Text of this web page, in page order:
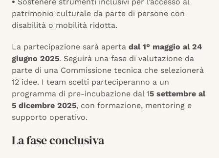
• Sostenere strumenti inclusivi per l’accesso al
patrimonio culturale da parte di persone con
disabilità o mobilità ridotta.
La partecipazione sarà aperta dal 1° maggio al 24
giugno 2025. Seguirà una fase di valutazione da
parte di una Commissione tecnica che selezionerà
12 idee. I team scelti parteciperanno a un
programma di pre-incubazione dal 15 settembre al
5 dicembre 2025, con formazione, mentoring e
supporto operativo.
La fase conclusiva